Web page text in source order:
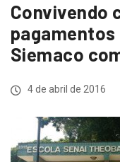
Convivendo
pagamentos
Siemaco
4 de abril de 2016